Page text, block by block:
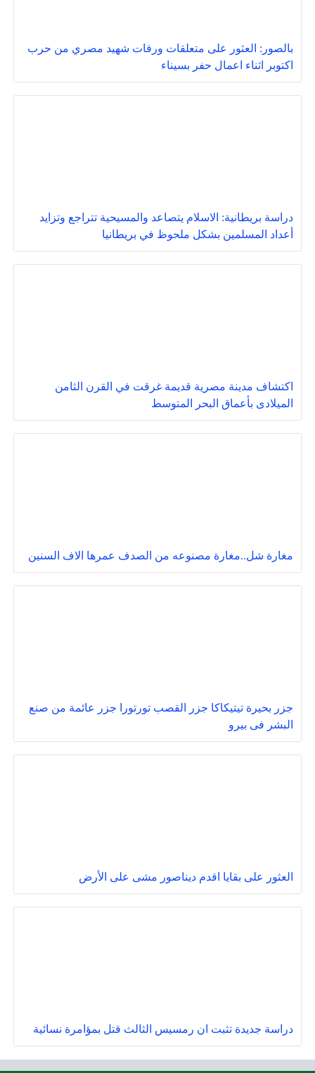
بالصور: العثور على متعلقات ورفات شهيد مصري من حرب
اكتوبر اثناء اعمال حفر بسيناء
دراسة بريطانية: الاسلام يتصاعد والمسيحية تتراجع وتزايد
أعداد المسلمين بشكل ملحوظ في بريطانيا
اكتشاف مدينة مصرية قديمة غرقت في القرن الثامن
الميلادى بأعماق البحر المتوسط
مغارة شل..مغارة مصنوعه من الصدف عمرها الاف السنين
جزر بحيرة تيتيكاكا جزر القصب تورتورا جزر عائمة من صنع
البشر فى بيرو
العثور على بقايا اقدم ديناصور مشى على الأرض
دراسة جديدة تثبت ان رمسيس الثالث قتل بمؤامرة نسائية